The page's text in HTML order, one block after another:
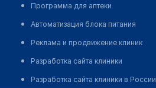
Программа для аптеки
Автоматизация блока питания
Реклама и продвижение клиник
Разработка сайта клиники
Разработка сайта клиники в России